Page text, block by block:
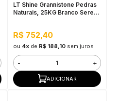
LT Shine Grannistone Pedras
Naturais, 25KG Branco Serena
R$ 752,40
ou 4xde R$ 188,10 sem juros
- +
ADICIONAR